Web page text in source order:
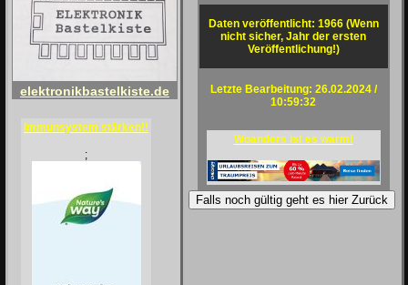
elektronikbastelkiste.de
Immunsystem stärken!!
;
Daten veröffentlicht: 1966 (Wenn
nicht sicher, Jahr der ersten
Veröffentlichung!)
Letzte Bearbeitung: 26.02.2024 /
10:59:32
Woanders ist es warm!
Falls noch gültig geht es hier Zurück